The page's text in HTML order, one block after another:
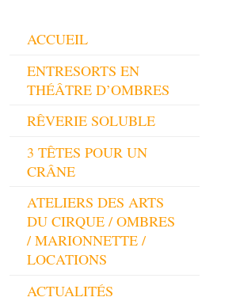
ACCUEIL
ENTRESORTS EN
THÉÂTRE D’OMBRES
RÊVERIE SOLUBLE
3 TÊTES POUR UN
CRÂNE
ATELIERS DES ARTS
DU CIRQUE / OMBRES
/ MARIONNETTE /
LOCATIONS
ACTUALITÉS